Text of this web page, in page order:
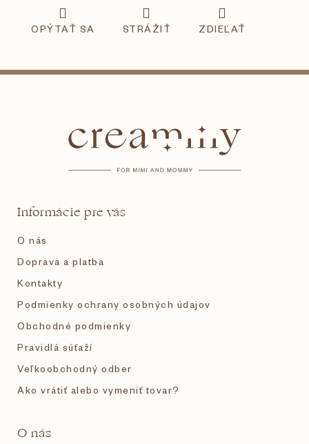
OPÝTAŤ SA STRÁŽIŤ ZDIEĽAŤ
Informácie pre vás
O nás
Doprava a platba
Kontakty
Podmienky ochrany osobných údajov
Obchodné podmienky
Pravidlá súťaží
Veľkoobchodný odber
Ako vrátiť alebo vymeniť tovar?
O nás